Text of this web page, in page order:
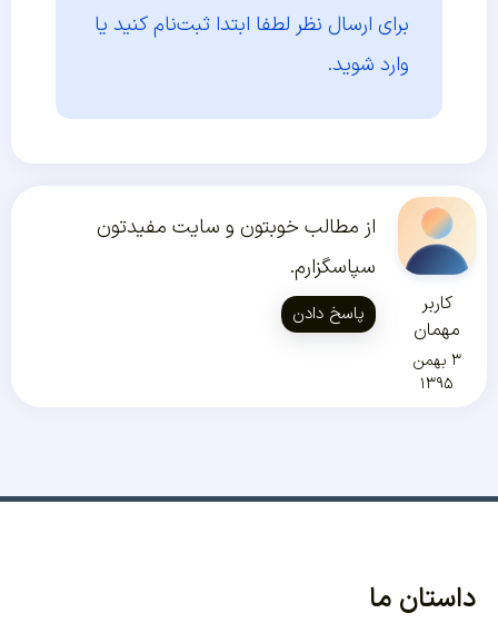
برای ارسال نظر لطفا ابتدا ثبت‌نام کنید یا
وارد شوید.
کاربر
مهمان
۳ بهمن
۱۳۹۵
از مطالب خوبتون و سایت مفیدتون
سپاسگزارم.
پاسخ دادن
داستان ما